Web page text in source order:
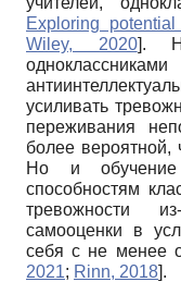
Exploring
Wiley, 2020].
усиливать
переживания
более вероятной,
Но и
способностям
тревожности
самооценки в
себя с не менее
2021; Rinn, 2018].